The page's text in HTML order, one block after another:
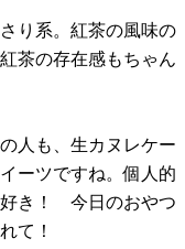
り系。紅茶の風味の
茶の存在感もちゃん
人も、生カヌレケー
ーツですね。個人的
好き！ 今日のおやつ
て！